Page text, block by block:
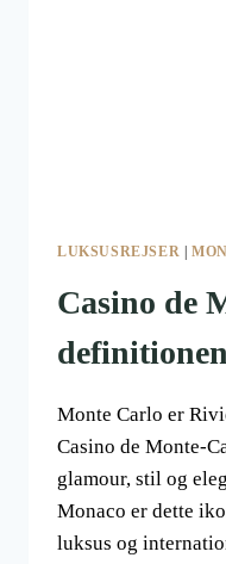
LUKSUSREJSER
Casino de
Monte Carlo er
Casino de Monte-
glamour, stil og
Monaco er dette
luksus og